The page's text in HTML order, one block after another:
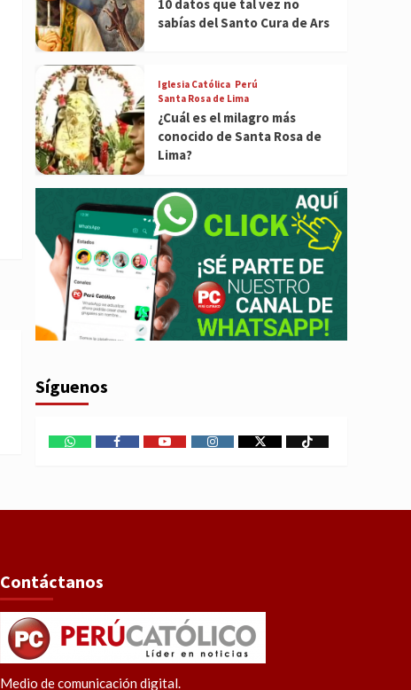
10 datos que tal vez no
sabías del Santo Cura de Ars
Iglesia Católica Perú
Santa Rosa de Lima
¿Cuál es el milagro más
conocido de Santa Rosa de
Lima?
Síguenos
WhatsAppFacebookYoutubeInstagram
X TikTok
Contáctanos
Medio de comunicación digital.